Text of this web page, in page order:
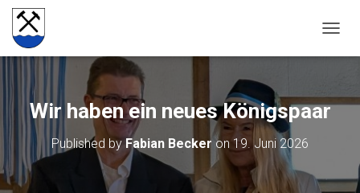
Wir haben ein neues Königspaar
Published byFabian Becker on 19. Juni 2026